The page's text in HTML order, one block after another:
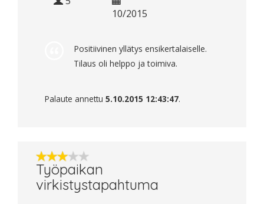
10/2015
Positiivinen yllätys ensikertalaiselle.
Tilaus oli helppo ja toimiva.
Palaute annettu 5.10.2015 12:43:47.
Työpaikan
virkistystapahtuma